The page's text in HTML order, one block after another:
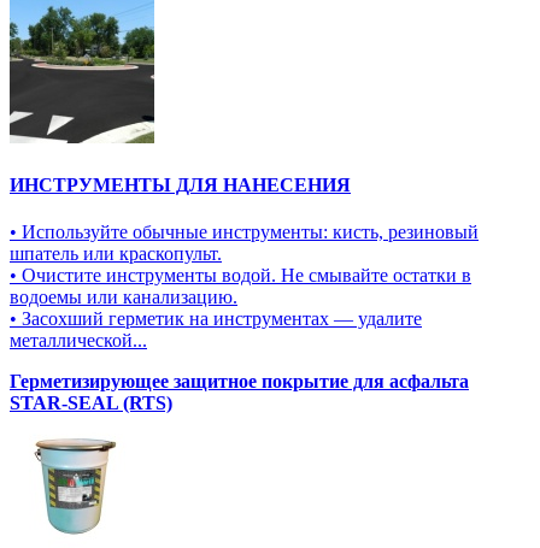
ИНСТРУМЕНТЫ ДЛЯ НАНЕСЕНИЯ
• Используйте обычные инструменты: кисть, резиновый
шпатель или краскопульт.
• Очистите инструменты водой. Не смывайте остатки в
водоемы или канализацию.
• Засохший герметик на инструментах — удалите
металлической...
Герметизирующее защитное покрытие для асфальта
STAR-SEAL (RTS)